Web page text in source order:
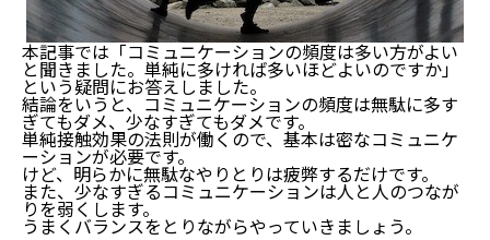
本記事では「コミュニケーションの頻度は多い方がよい
と聞きました。単純に多ければ多いほどよいのですか」
という疑問にお答えしました。
結論をいうと、コミュニケーションの頻度は無駄に多す
ぎてもダメ、少なすぎてもダメです。
単純接触効果の法則が働くので、基本は密なコミュニケ
ーションが必要です。
けど、明らかに無駄なやりとりは疲弊するだけです。
また、少なすぎるコミュニケーションは人と人のつなが
りを弱くします。
うまくバランスをとりながらやっていきましょう。